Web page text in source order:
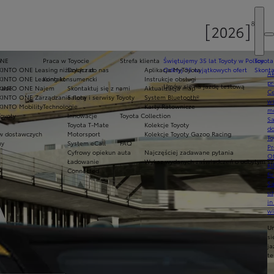
Świętujemy 35 lat Toyoty w Polsce
Odkryj 35 wyjątkowych ofert
Umów się na jazdę testową
Praca w Toyocie
Dołącz do nas
Kontakt
Skontaktuj się z nami
Salony i serwisy Toyoty
Technologie
Innowacje
Toyota T-Mate
Motorsport
System eCall
Cyfrowy opiekun auta
Ładowanie
Connected
ONE Leasing niższych rat
ONE Leasing konsumencki
ONE Najem
ONE Zarządzanie flotą
Mobility
dostawczych
Strefa klienta
Aplikacja MyToyota
Instrukcje obsługi
Aktualizacja map
System Bluetooth®
Karty Ratownicze
Toyota Collection
Kolekcje Toyoty
Kolekcje Toyoty Gazoo Racing
FAQ
Najczęściej zadawane pytania
Wykaz wydanych zaświadczeń o odbytym